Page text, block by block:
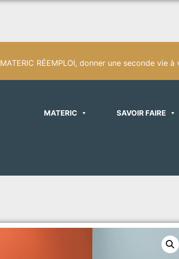
MATERIC RÉEMPLOI, donner une seconde vie
MATERIC SAVOIR FAIRE